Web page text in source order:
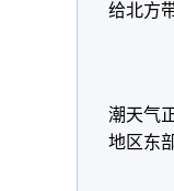
给北方
潮天气
地区东